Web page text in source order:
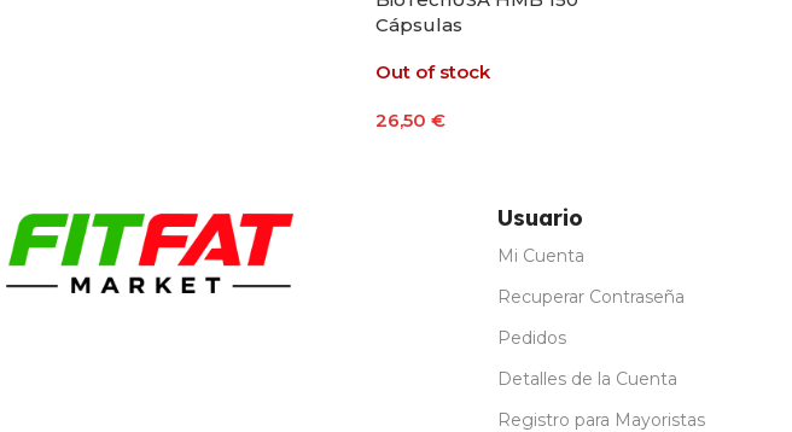
Cápsulas
Out of stock
26,50 €
Usuario
Mi Cuenta
Recuperar Contraseña
Pedidos
Detalles de la Cuenta
Registro para Mayoristas